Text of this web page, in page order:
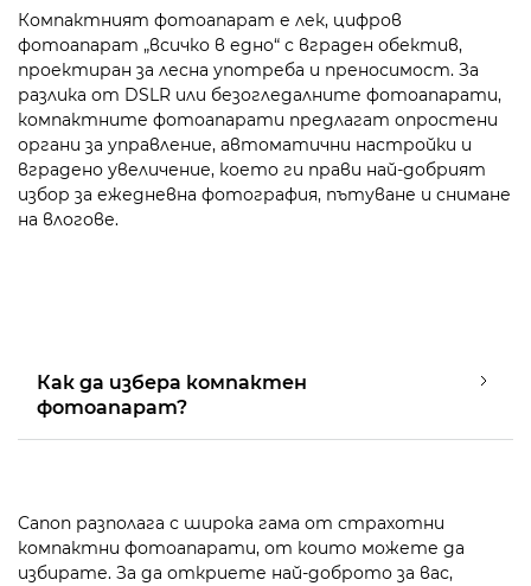
Компактният фотоапарат е лек, цифров
фотоапарат „всичко в едно“ с вграден обектив,
проектиран за лесна употреба и преносимост. За
разлика от DSLR или безогледалните фотоапарати,
компактните фотоапарати предлагат опростени
органи за управление, автоматични настройки и
вградено увеличение, което ги прави най-добрият
избор за ежедневна фотография, пътуване и снимане
на влогове.
Как да избера компактен
фотоапарат?
Canon разполага с широка гама от страхотни
компактни фотоапарати, от които можете да
избирате. За да откриете най-доброто за вас,